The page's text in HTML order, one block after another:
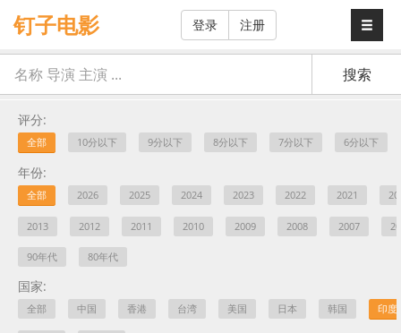
钉子电影 登录 注册
评分:
全部 10分以下 9分以下 8分以下 7分以下 6分以下
年份:
全部 2026 2025 2024 2023 2022 2021
2013 2012 2011 2010 2009 2008 2007
90年代 80年代
国家:
全部 中国 香港 台湾 美国 日本 韩国 印度